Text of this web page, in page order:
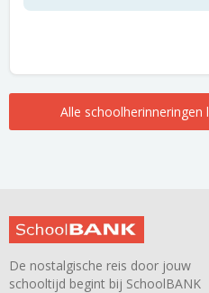
Alle schoolherinneringen
De nostalgische reis door jouw
schooltijd begint bij SchoolBANK